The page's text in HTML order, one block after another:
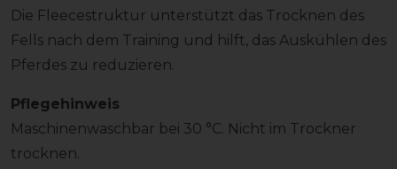
Die Fleecestruktur unterstützt das Trocknen des
Fells nach dem Training und hilft, das Auskühlen des
Pferdes zu reduzieren.
Pflegehinweis
Maschinenwaschbar bei 30 °C. Nicht im Trockner
trocknen.